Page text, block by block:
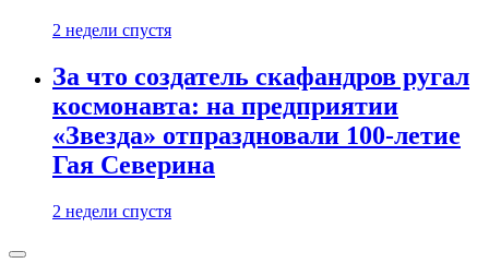
2 недели спустя
За что создатель скафандров ругал
космонавта: на предприятии
«Звезда» отпраздновали 100-летие
Гая Северина
2 недели спустя